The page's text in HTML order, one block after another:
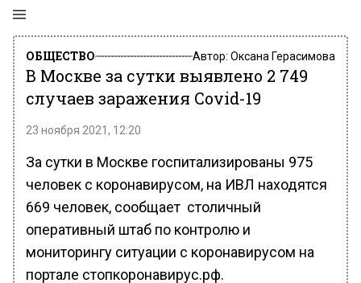
ОБЩЕСТВО Автор: Оксана Герасимова
В Москве за сутки выявлено 2 749
случаев заражения Covid-19
23 ноября 2021, 12:20
За сутки в Москве госпитализированы 975
человек с коронавирусом, на ИВЛ находятся
669 человек, сообщает столичный
оперативный штаб по контролю и
мониторингу ситуации с коронавирусом на
портале стопкоронавирус.рф.